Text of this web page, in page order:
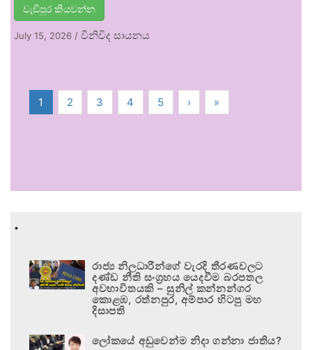
වැඩිපුර කියවන්න
July 15, 2026 / විනිවිද සායනය
1 2 3 4 5 › »
.
රාජ්‍ය නිලධාරීන්ගේ වැරදි තීරණවලට
දණ්ඩ නීති සංග්‍රහය යෙදවීම බරපතල
අවභාවිතයකි – සුනිල් කන්නන්ගර
කොළඹ, රත්නපුර, අම්පාර හිටපු මහ
දිසාපති
ලෝකයේ අඩුවෙන්ම නිදා ගන්නා ජාතිය?